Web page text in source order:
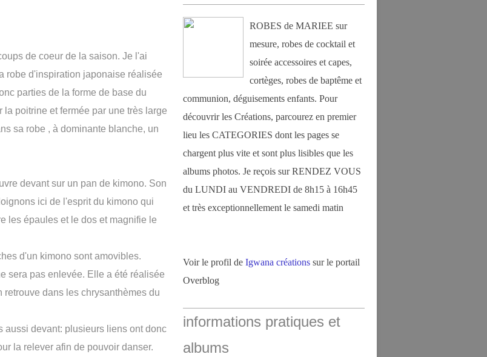
de coeur de la saison. Je l'ai
robe d'inspiration japonaise réalisée
parties de la forme de base du
poitrine et fermée par une très large
sa robe , à dominante blanche, un
devant sur un pan de kimono. Son
ici de l'esprit du kimono qui
les épaules et le dos et magnifie le
d'un kimono sont amovibles.
sera pas enlevée. Elle a été réalisée
dans les chrysanthèmes du
aussi devant: plusieurs liens ont donc
la relever afin de pouvoir danser.
ROBES de MARIEE sur
mesure, robes de cocktail et
soirée accessoires et capes,
cortèges, robes de baptême et
communion, déguisements enfants. Pour
découvrir les Créations, parcourez en premier
lieu les CATEGORIES dont les pages se
chargent plus vite et sont plus lisibles que les
albums photos. Je reçois sur RENDEZ VOUS
du LUNDI au VENDREDI de 8h15 à 16h45
et très exceptionnellement le samedi matin
Voir le profil de Igwana créations sur le portail
Overblog
informations pratiques et
albums